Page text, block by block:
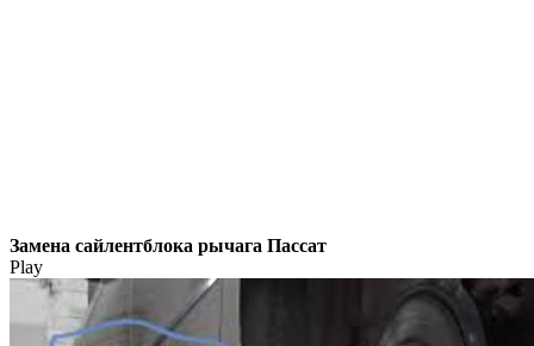
Замена сайлентблока рычага Пассат
Play